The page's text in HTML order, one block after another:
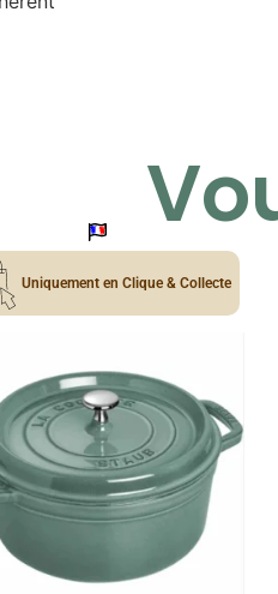
Uniquement en Clique & Collecte